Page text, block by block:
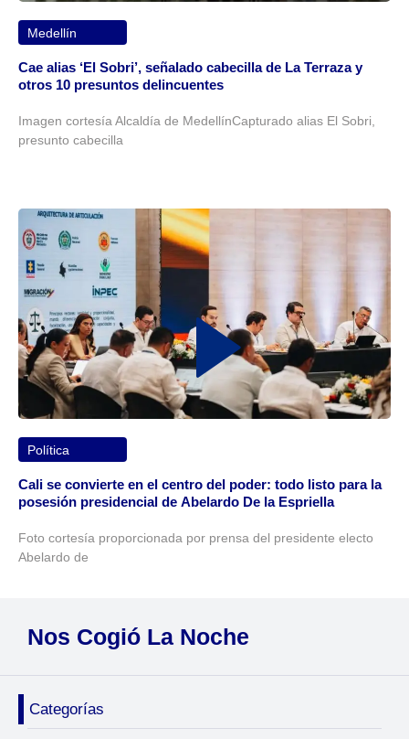
Medellín
Cae alias ‘El Sobri’, señalado cabecilla de La Terraza y
otros 10 presuntos delincuentes
Imagen cortesía Alcaldía de MedellínCapturado alias El Sobri,
presunto cabecilla
Política
Cali se convierte en el centro del poder: todo listo para la
posesión presidencial de Abelardo De la Espriella
Foto cortesía proporcionada por prensa del presidente electo
Abelardo de
Nos Cogió La Noche
Categorías